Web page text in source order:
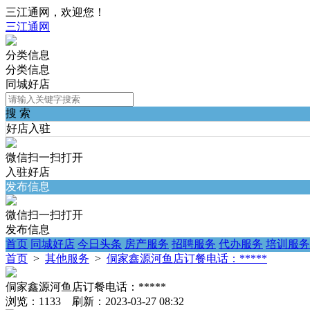
三江通网，欢迎您！
三江通网
分类信息
分类信息
同城好店
搜 索
好店入驻
微信扫一扫打开
入驻好店
发布信息
微信扫一扫打开
发布信息
首页 同城好店 今日头条 房产服务 招聘服务 代办服务 培训服务
首页 > 其他服务 > 侗家鑫源河鱼店订餐电话：*****
侗家鑫源河鱼店订餐电话：*****
浏览：1133 刷新：2023-03-27 08:32